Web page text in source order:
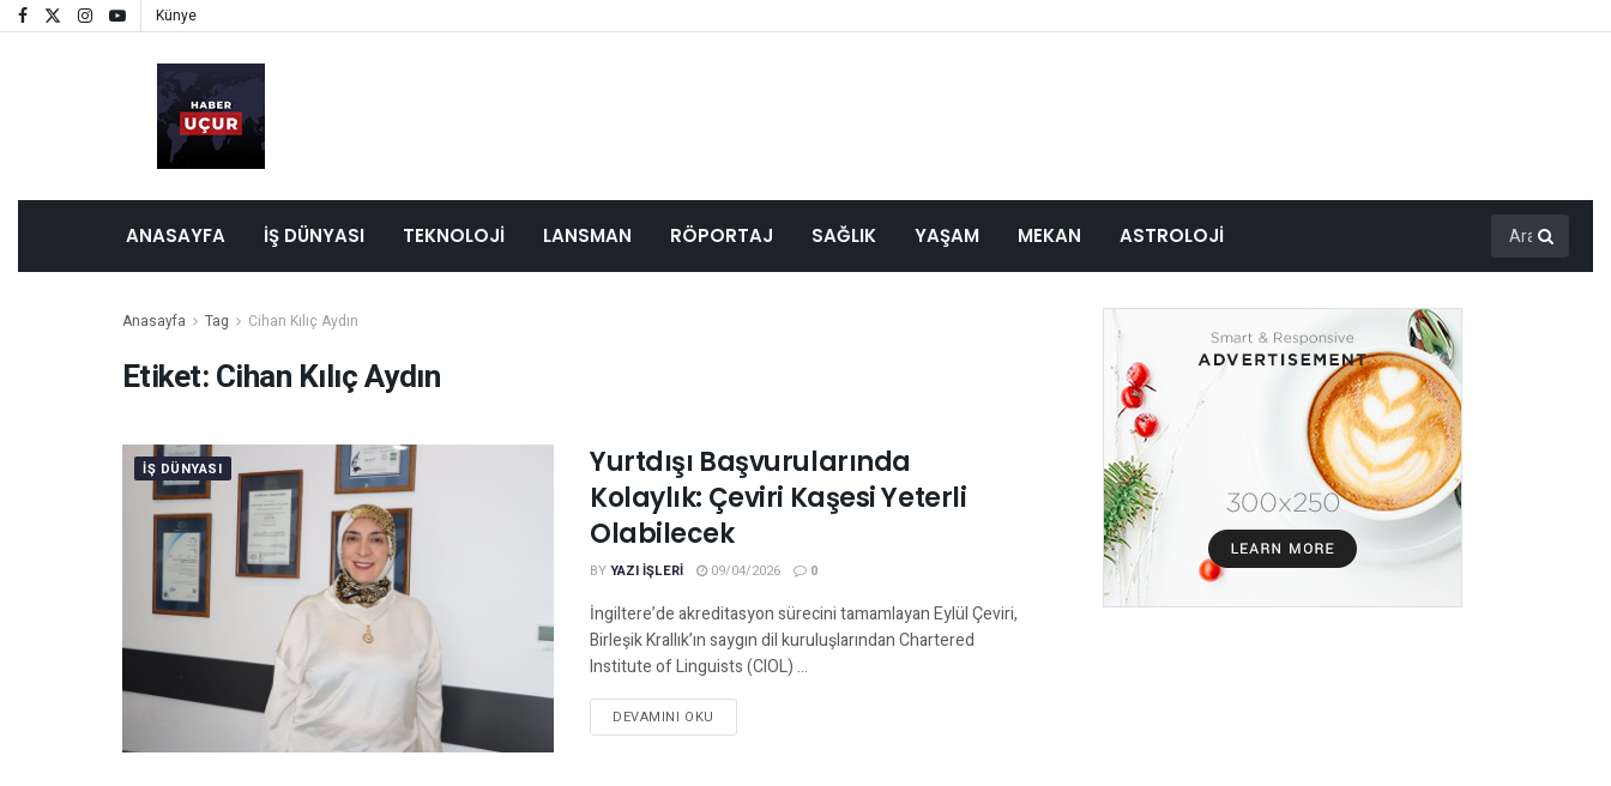
Künye
ANASAYFA İŞ DÜNYASI TEKNOLOJI LANSMAN RÖPORTAJ SAĞLIK YAŞAM MEKAN ASTROLOJI
Anasayfa Tag Cihan Kılıç Aydın
Etiket:Cihan Kılıç Aydın
IŞ DÜNYASI
Yurtdışı Başvurularında
Kolaylık: Çeviri Kaşesi Yeterli
Olabilecek
BYYAZI IŞLERI 09/04/2026 0
İngiltere’de akreditasyon sürecini tamamlayan Eylül Çeviri,
Birleşik Krallık’ın saygın dil kuruluşlarından Chartered
Institute of Linguists (CIOL) ...
DEVAMINI OKU